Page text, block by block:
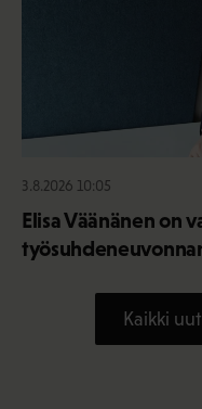
3.8.2026 10:05
Elisa Väänänen on
Kaikki